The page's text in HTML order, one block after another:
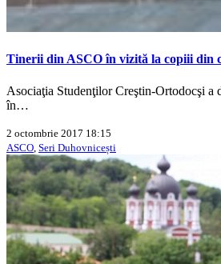
Tinerii din ASCO în vizită la copiii din
Asociaţia Studenţilor Creştin-Ortodocşi a
în…
2 octombrie 2017 18:15
ASCO Seri Duhovnicești